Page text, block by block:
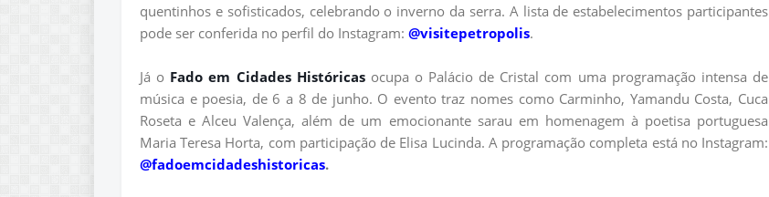
quentinhos e sofisticados, celebrando o inverno da serra. A lista de estabelecimentos participantes
pode ser conferida no perfil do Instagram: @visitepetropolis.
Já o Fado em Cidades Históricasocupa o Palácio de Cristal com uma programação intensa de
música e poesia, de 6 a 8 de junho. O evento traz nomes como Carminho, Yamandu Costa, Cuca
Roseta e Alceu Valença, além de um emocionante sarau em homenagem à poetisa portuguesa
Maria Teresa Horta, com participação de Elisa Lucinda. A programação completa está no Instagram:
@fadoemcidadeshistoricas.